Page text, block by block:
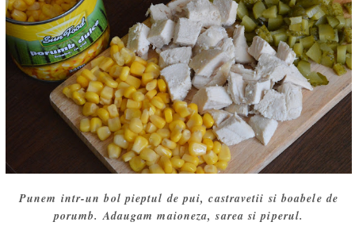
Punem intr-un bol pieptul de pui, castravetii si boabele de
porumb. Adaugam maioneza, sarea si piperul.